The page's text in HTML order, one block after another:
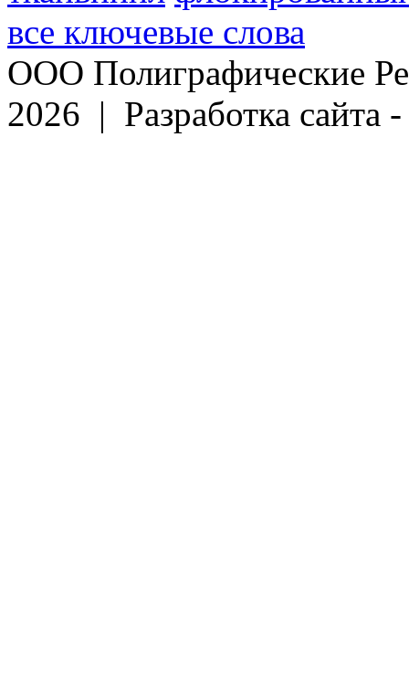
все ключевые слова
ООО Полиграфические
2026 | Разработка сайта